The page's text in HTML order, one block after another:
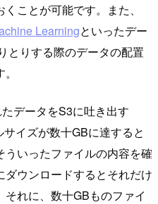
ことが可能です。また、
Learningといったデー
とりする際のデータの配置
データをS3に吐き出す
イズが数十GBに達すると
いったファイルの内容を確
ウンロードするとそれだけ
れに、数十GBものファイ